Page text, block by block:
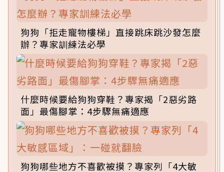
狗狗「拒走寵物樓梯」直接跳床跳沙發怎麼
辦？專家訓練法必學
什麼時候要給狗狗穿鞋？專家揭「2惡劣路
面」最傷腳掌：4步驟無痛適應
狗狗哪些地方不喜歡被摸？專家列「4大敏